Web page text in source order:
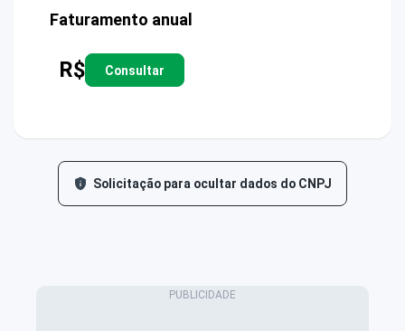
Faturamento anual
R$ Consultar
Solicitação para ocultar dados do CNPJ